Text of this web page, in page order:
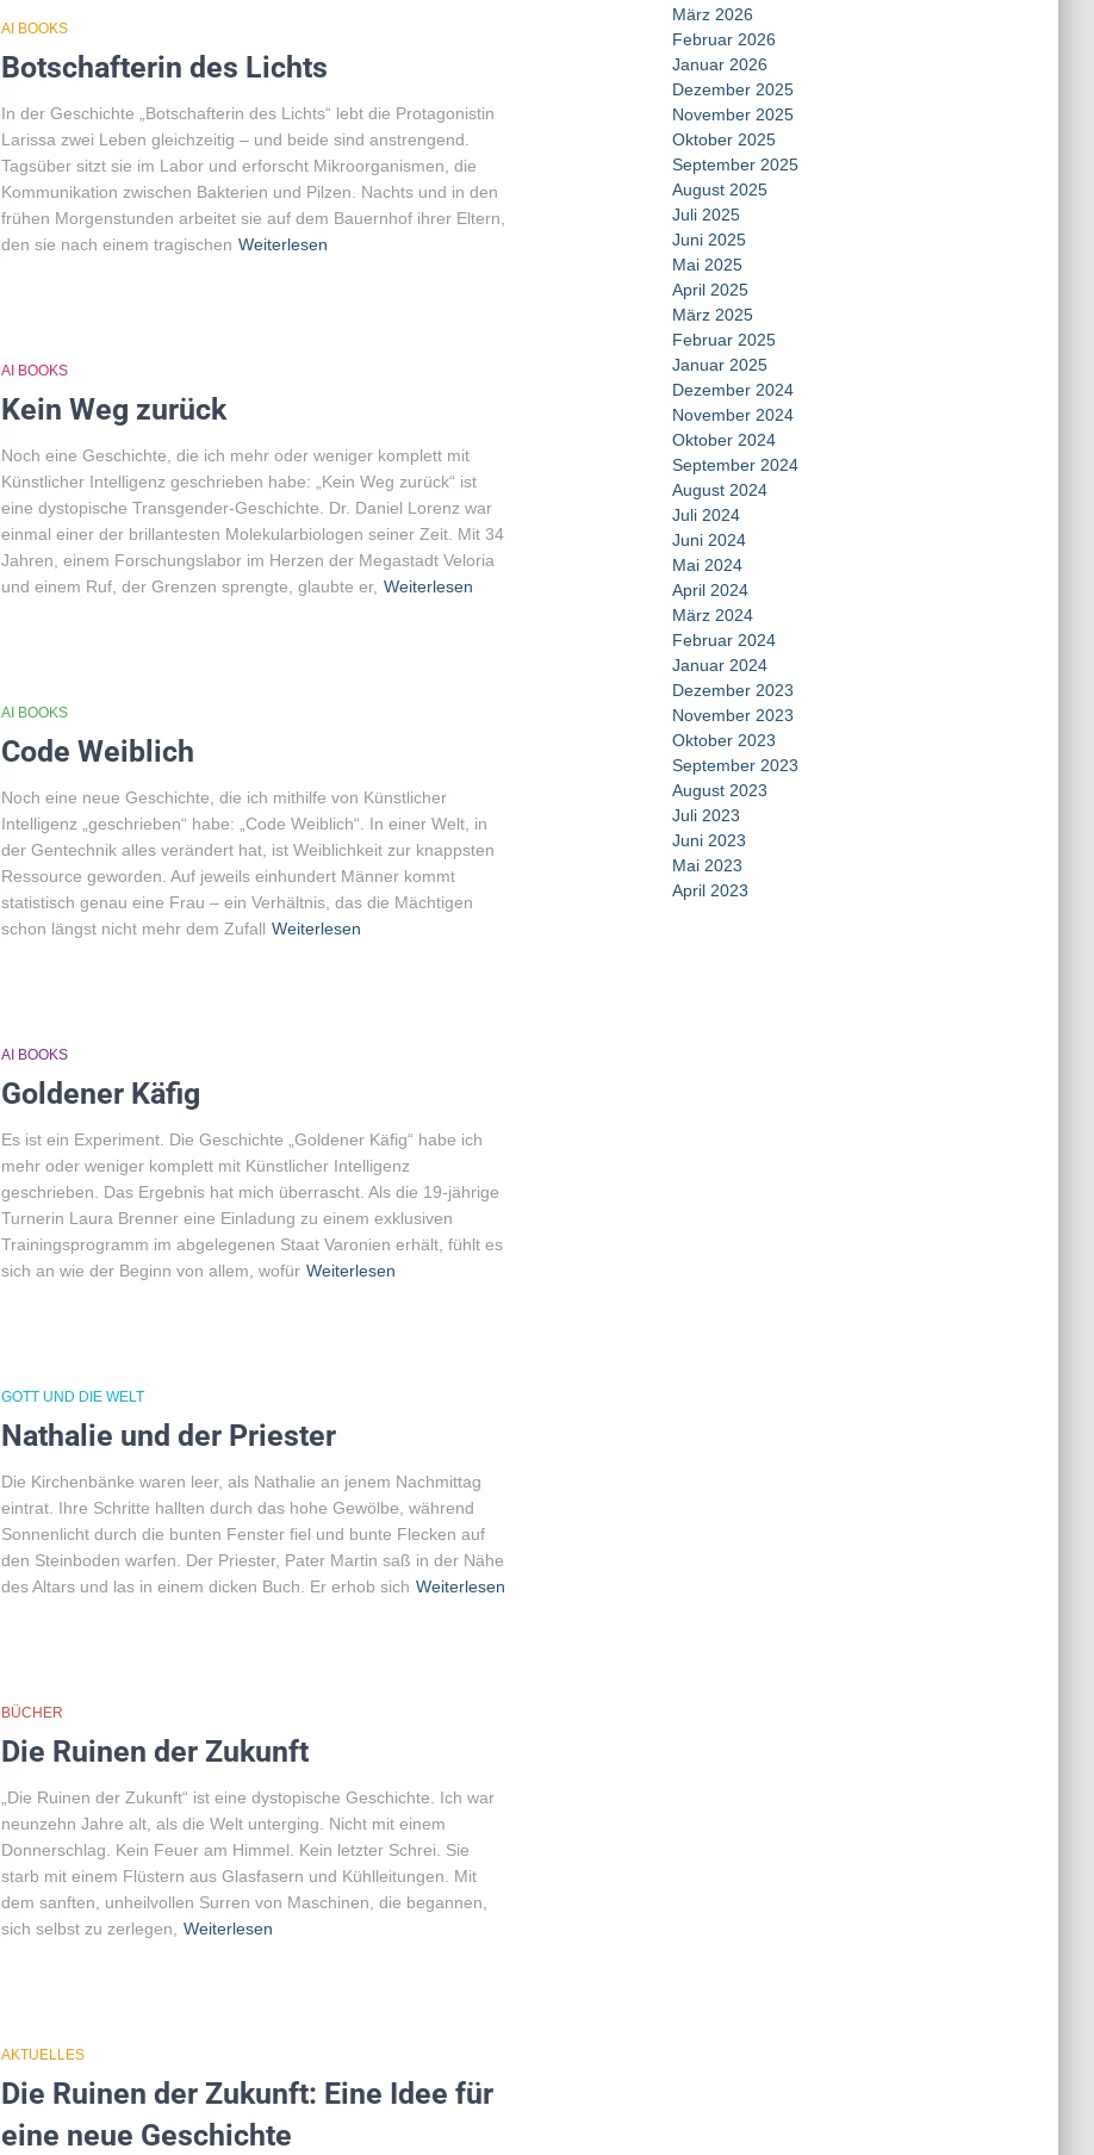
AI BOOKS
Botschafterin des Lichts
In der Geschichte „Botschafterin des Lichts“ lebt die Protagonistin
Larissa zwei Leben gleichzeitig – und beide sind anstrengend.
Tagsüber sitzt sie im Labor und erforscht Mikroorganismen, die
Kommunikation zwischen Bakterien und Pilzen. Nachts und in den
frühen Morgenstunden arbeitet sie auf dem Bauernhof ihrer Eltern,
den sie nach einem tragischen Weiterlesen
AI BOOKS
Kein Weg zurück
Noch eine Geschichte, die ich mehr oder weniger komplett mit
Künstlicher Intelligenz geschrieben habe: „Kein Weg zurück“ ist
eine dystopische Transgender-Geschichte. Dr. Daniel Lorenz war
einmal einer der brillantesten Molekularbiologen seiner Zeit. Mit 34
Jahren, einem Forschungslabor im Herzen der Megastadt Veloria
und einem Ruf, der Grenzen sprengte, glaubte er, Weiterlesen
AI BOOKS
Code Weiblich
Noch eine neue Geschichte, die ich mithilfe von Künstlicher
Intelligenz „geschrieben“ habe: „Code Weiblich“. In einer Welt, in
der Gentechnik alles verändert hat, ist Weiblichkeit zur knappsten
Ressource geworden. Auf jeweils einhundert Männer kommt
statistisch genau eine Frau – ein Verhältnis, das die Mächtigen
schon längst nicht mehr dem Zufall Weiterlesen
AI BOOKS
Goldener Käfig
Es ist ein Experiment. Die Geschichte „Goldener Käfig“ habe ich
mehr oder weniger komplett mit Künstlicher Intelligenz
geschrieben. Das Ergebnis hat mich überrascht. Als die 19-jährige
Turnerin Laura Brenner eine Einladung zu einem exklusiven
Trainingsprogramm im abgelegenen Staat Varonien erhält, fühlt es
sich an wie der Beginn von allem, wofür Weiterlesen
GOTT UND DIE WELT
Nathalie und der Priester
Die Kirchenbänke waren leer, als Nathalie an jenem Nachmittag
eintrat. Ihre Schritte hallten durch das hohe Gewölbe, während
Sonnenlicht durch die bunten Fenster fiel und bunte Flecken auf
den Steinboden warfen. Der Priester, Pater Martin saß in der Nähe
des Altars und las in einem dicken Buch. Er erhob sich Weiterlesen
BÜCHER
Die Ruinen der Zukunft
„Die Ruinen der Zukunft“ ist eine dystopische Geschichte. Ich war
neunzehn Jahre alt, als die Welt unterging. Nicht mit einem
Donnerschlag. Kein Feuer am Himmel. Kein letzter Schrei. Sie
starb mit einem Flüstern aus Glasfasern und Kühlleitungen. Mit
dem sanften, unheilvollen Surren von Maschinen, die begannen,
sich selbst zu zerlegen,
Weiterlesen
AKTUELLES
Die Ruinen der Zukunft: Eine Idee für
eine neue Geschichte
März 2026
Februar 2026
Januar 2026
Dezember 2025
November 2025
Oktober 2025
September 2025
August 2025
Juli 2025
Juni 2025
Mai 2025
April 2025
März 2025
Februar 2025
Januar 2025
Dezember 2024
November 2024
Oktober 2024
September 2024
August 2024
Juli 2024
Juni 2024
Mai 2024
April 2024
März 2024
Februar 2024
Januar 2024
Dezember 2023
November 2023
Oktober 2023
September 2023
August 2023
Juli 2023
Juni 2023
Mai 2023
April 2023